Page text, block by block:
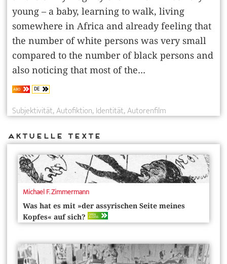
young – a baby, learning to walk, living
somewhere in Africa and already feeling that
the number of white persons was very small
compared to the number of black persons and
also noticing that most of the...
ABO DE
Subjektivität Autofiktion Identität Autorenfilm
Aktuelle Texte
Michael F. Zimmermann
Was hat es mit »der assyrischen Seite meines
Kopfes« auf sich?
OPEN
ACCESS